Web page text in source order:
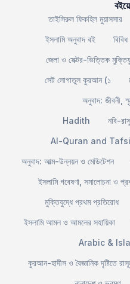
তাইসিরুল ফিকহিল মুয়াসসার
ইসলামি অনুবাদ বই
বিবিধ
জেলা ও সেক্টর-ভিত্তিক
সেট লোগাতুল কুরআন (১
অনুবাদ: জীবনী,
Hadith
নবি-
Al-Quran and
অনুবাদ: আত্ম-উন্নয়ন ও মেডিটেশন
ইসলামি গবেষণা, সমালোচনা ও
মুক্তিযুদ্ধে প্রথম প্রতিরোধ
ইসলামি আমল ও আমলের সহায়িকা
Arabic &
কুরআন-হাদীস ও বৈজ্ঞানিক দৃষ্টিতে